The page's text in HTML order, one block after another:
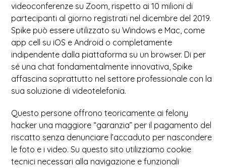
videoconferenze su Zoom, rispetto ai 10 milioni di
partecipanti al giorno registrati nel dicembre del 2019.
Spike può essere utilizzato su Windows e Mac, come
app cell su iOS e Android o completamente
indipendente dalla piattaforma su un browser. Di per
sé una chat fondamentalmente innovativa, Spike
affascina soprattutto nel settore professionale con la
sua soluzione di videotelefonia.
Questo persone offrono teoricamente ai felony
hacker una maggiore “garanzia” per il pagamento del
riscatto senza denunciare l’accaduto per nascondere
le foto e i video. Su questo sito utilizziamo cookie
tecnici necessari alla navigazione e funzionali